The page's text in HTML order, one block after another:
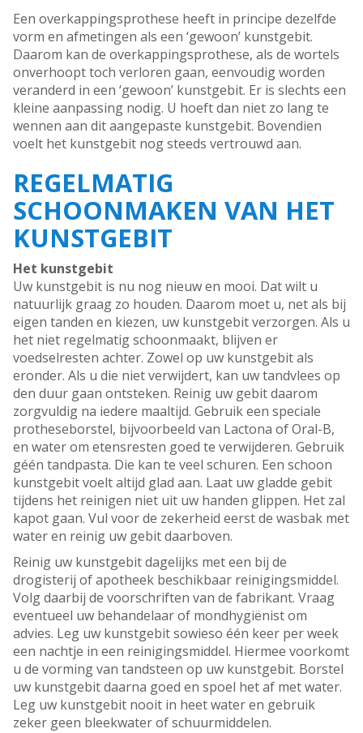
Een overkappingsprothese heeft in principe dezelfde
vorm en afmetingen als een ‘gewoon’ kunstgebit.
Daarom kan de overkappingsprothese, als de wortels
onverhoopt toch verloren gaan, eenvoudig worden
veranderd in een ‘gewoon’ kunstgebit. Er is slechts een
kleine aanpassing nodig. U hoeft dan niet zo lang te
wennen aan dit aangepaste kunstgebit. Bovendien
voelt het kunstgebit nog steeds vertrouwd aan.
REGELMATIG
SCHOONMAKEN VAN HET
KUNSTGEBIT
Het kunstgebit
Uw kunstgebit is nu nog nieuw en mooi. Dat wilt u
natuurlijk graag zo houden. Daarom moet u, net als bij
eigen tanden en kiezen, uw kunstgebit verzorgen. Als u
het niet regelmatig schoonmaakt, blijven er
voedselresten achter. Zowel op uw kunstgebit als
eronder. Als u die niet verwijdert, kan uw tandvlees op
den duur gaan ontsteken. Reinig uw gebit daarom
zorgvuldig na iedere maaltijd. Gebruik een speciale
protheseborstel, bijvoorbeeld van Lactona of Oral-B,
en water om etensresten goed te verwijderen. Gebruik
géén tandpasta. Die kan te veel schuren. Een schoon
kunstgebit voelt altijd glad aan. Laat uw gladde gebit
tijdens het reinigen niet uit uw handen glippen. Het zal
kapot gaan. Vul voor de zekerheid eerst de wasbak met
water en reinig uw gebit daarboven.
Reinig uw kunstgebit dagelijks met een bij de
drogisterij of apotheek beschikbaar reinigingsmiddel.
Volg daarbij de voorschriften van de fabrikant. Vraag
eventueel uw behandelaar of mondhygiënist om
advies. Leg uw kunstgebit sowieso één keer per week
een nachtje in een reinigingsmiddel. Hiermee voorkomt
u de vorming van tandsteen op uw kunstgebit. Borstel
uw kunstgebit daarna goed en spoel het af met water.
Leg uw kunstgebit nooit in heet water en gebruik
zeker geen bleekwater of schuurmiddelen.